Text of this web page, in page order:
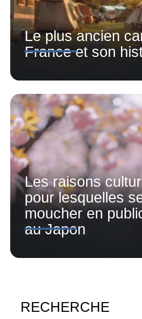
Le plus ancien
France et son
Les raisons
pour lesquelles
moucher en
au Japon
RECHERCHE